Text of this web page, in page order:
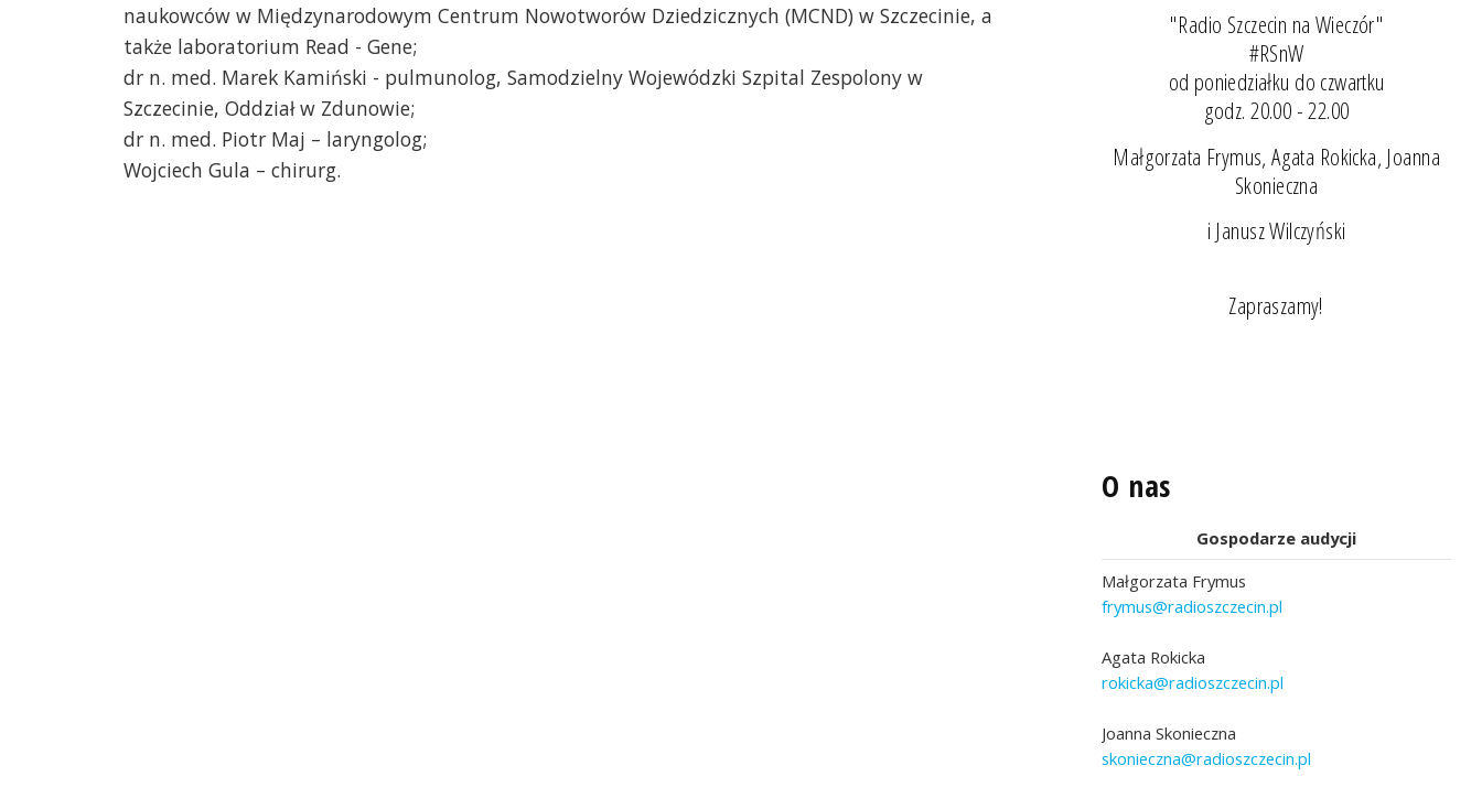
naukowców w Międzynarodowym Centrum Nowotworów Dziedzicznych (MCND) w Szczecinie, a
także laboratorium Read - Gene;
dr n. med. Marek Kamiński - pulmunolog, Samodzielny Wojewódzki Szpital Zespolony w
Szczecinie, Oddział w Zdunowie;
dr n. med. Piotr Maj – laryngolog;
Wojciech Gula – chirurg.
"Radio Szczecin na Wieczór"
#RSnW
od poniedziałku do czwartku
godz. 20.00 - 22.00
Małgorzata Frymus, Agata Rokicka, Joanna
Skonieczna
i Janusz Wilczyński
Zapraszamy!
O nas
Gospodarze audycji
Małgorzata Frymus
frymus@radioszczecin.pl
Agata Rokicka
rokicka@radioszczecin.pl
Joanna Skonieczna
skonieczna@radioszczecin.pl